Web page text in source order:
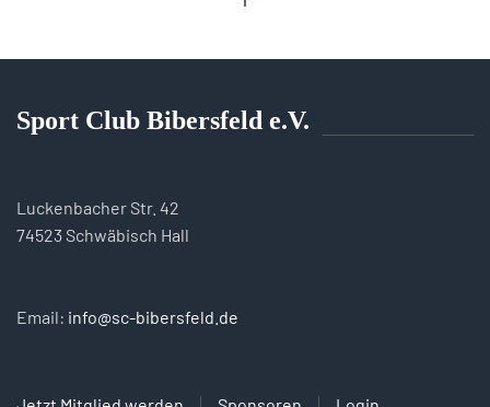
Sport Club Bibersfeld e.V.
Luckenbacher Str. 42
74523 Schwäbisch Hall
Email: info@sc-bibersfeld.de